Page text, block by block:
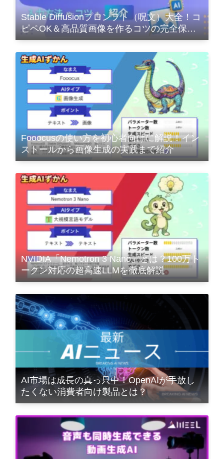
Stable Diffusionプロンプト（呪文）大全！コ
ピペOK＆高品質画像を作るコツの完全保存
版
Fooocusの使い方を初心者向けに解説！イン
ストールから画像生成の実践まで紹介
NVIDIA「Nemotron 3 Nano」とは？100万ト
ークン対応の超高速LLMを徹底解説
AI市場は成長の真っ只中！OpenAIが手放し
たくない消費者向け製品とは？